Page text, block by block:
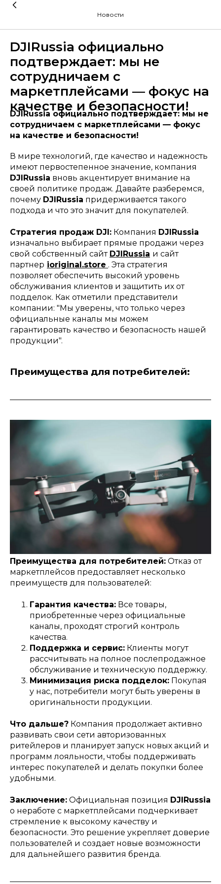
Новости
DJIRussia официально
подтверждает: мы не
сотрудничаем с
маркетплейсами — фокус на
качестве и безопасности!
DJIRussia официально подтверждает: мы не
сотрудничаем с маркетплейсами — фокус
на качестве и безопасности!
В мире технологий, где качество и надежность
имеют первостепенное значение, компания
DJIRussia вновь акцентирует внимание на
своей политике продаж. Давайте разберемся,
почему DJIRussia придерживается такого
подхода и что это значит для покупателей.
Стратегия продаж DJI: Компания DJIRussia
изначально выбирает прямые продажи через
свой собственный сайт DJIRussia и сайт
партнер ioriginal.store . Эта стратегия
позволяет обеспечить высокий уровень
обслуживания клиентов и защитить их от
подделок. Как отметили представители
компании: "Мы уверены, что только через
официальные каналы мы можем
гарантировать качество и безопасность нашей
продукции".
Преимущества для потребителей:
Преимущества для потребителей: Отказ от
маркетплейсов предоставляет несколько
преимуществ для пользователей:
Гарантия качества: Все товары,
приобретенные через официальные
каналы, проходят строгий контроль
качества.
Поддержка и сервис: Клиенты могут
рассчитывать на полное послепродажное
обслуживание и техническую поддержку.
Минимизация риска подделок: Покупая
у нас, потребители могут быть уверены в
оригинальности продукции.
Что дальше? Компания продолжает активно
развивать свои сети авторизованных
ритейлеров и планирует запуск новых акций и
программ лояльности, чтобы поддерживать
интерес покупателей и делать покупки более
удобными.
Заключение: Официальная позиция DJIRussia
о неработе с маркетплейсами подчеркивает
стремление к высокому качеству и
безопасности. Это решение укрепляет доверие
пользователей и создает новые возможности
для дальнейшего развития бренда.